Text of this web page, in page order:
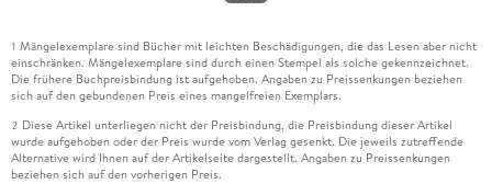
1 Mängelexemplare sind Bücher mit leichten Beschädigungen, die das Lesen aber nicht
einschränken. Mängelexemplare sind durch einen Stempel als solche gekennzeichnet.
Die frühere Buchpreisbindung ist aufgehoben. Angaben zu Preissenkungen beziehen
sich auf den gebundenen Preis eines mangelfreien Exemplars.
2 Diese Artikel unterliegen nicht der Preisbindung, die Preisbindung dieser Artikel
wurde aufgehoben oder der Preis wurde vom Verlag gesenkt. Die jeweils zutreffende
Alternative wird Ihnen auf der Artikelseite dargestellt. Angaben zu Preissenkungen
beziehen sich auf den vorherigen Preis.